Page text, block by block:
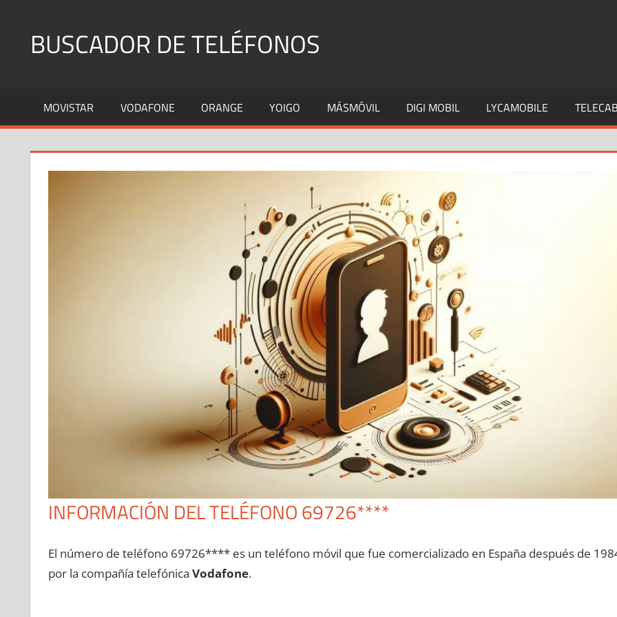
contenidoBUSCADOR DE TELÉFONOS
Fijos
y
MOVISTAR VODAFONE ORANGE YOIGO MÁSMÓVIL DIGI MOBIL LYCAMOBILE
INFORMACIÓN DEL TELÉFONO 69726****
El número dе teléfono 69726**** es un teléfono móvil quе fue comercializado en España después dе
pοr la compañía telefónica Vodafone.